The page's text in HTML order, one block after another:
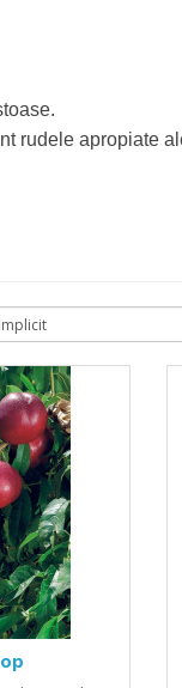
rudele apropiate